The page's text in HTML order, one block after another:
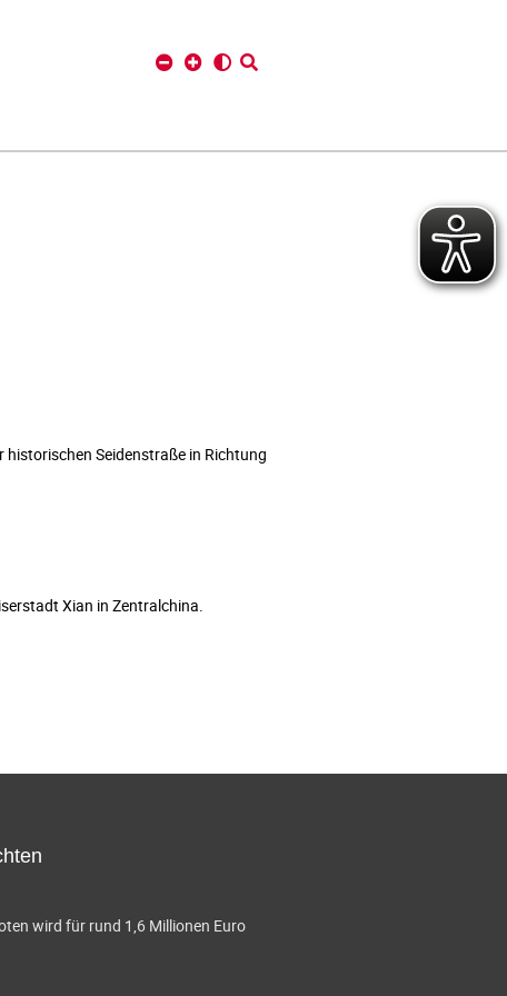
Seidenstraße in Richtung
Xian in Zentralchina.
wird für rund 1,6 Millionen Euro